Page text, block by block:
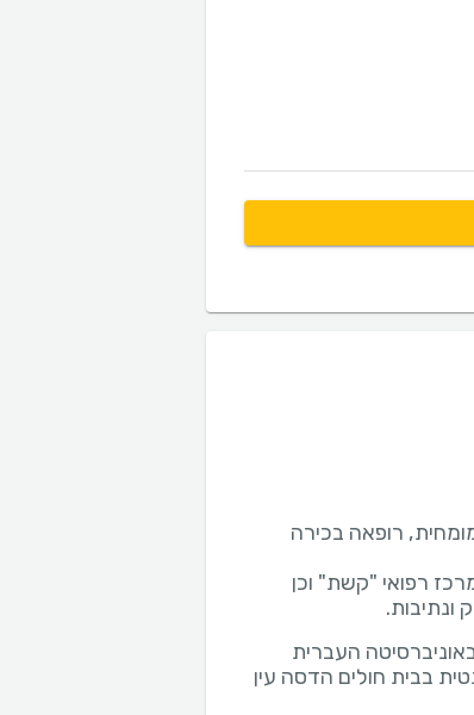
רופאה בכירה
רפואי "קשת" וכן
ונתיבות.
העברית
בבית חולים הדסה עין